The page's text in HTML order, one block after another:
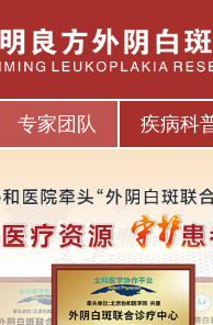
专家团队 疾病科